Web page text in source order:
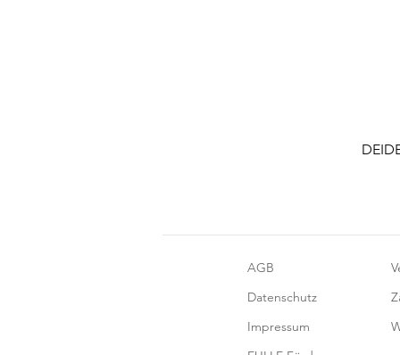
AGB
Datenschutz
Impressum